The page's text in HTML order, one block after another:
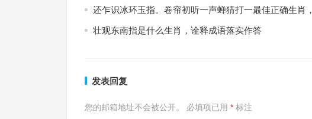
还乍识冰环玉指。卷帘初听一声蝉猜打一最佳正确生肖
壮观东南指是什么生肖，诠释成语落实作答
发表回复
您的邮箱地址不会被公开。 必填项已用 * 标注